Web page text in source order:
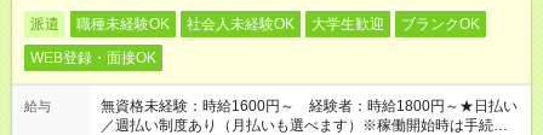
派遣 職種未経験OK 社会人未経験OK 大学生歓迎
ブランクOK
WEB登録・面接OK
給与
無資格未経験：時給1600円～ 経験者：時給1800円～★日払い
／週払い制度あり（月払いも選べます）※稼働開始時は手続き完